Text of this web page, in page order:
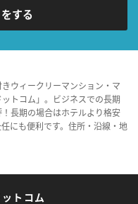
する
ウィークリーマンション・マ
トコム」。ビジネスでの長期
長期の場合はホテルより格安
にも便利です。住所・沿線・地
トコム